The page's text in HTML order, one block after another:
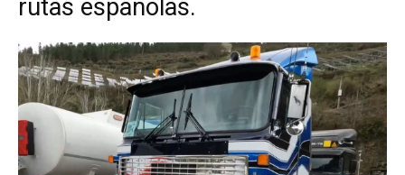
rutas españolas.